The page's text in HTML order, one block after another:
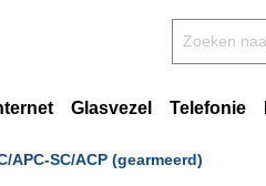
Glasvezel Telefonie
APC-SC/ACP (gearmeerd)